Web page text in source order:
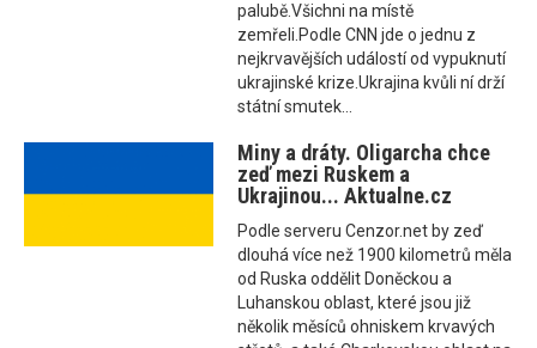
palubě.Všichni na místě
zemřeli.Podle CNN jde o jednu z
nejkrvavějších událostí od vypuknutí
ukrajinské krize.Ukrajina kvůli ní drží
státní smutek...
Miny a dráty. Oligarcha chce
zeď mezi Ruskem a
Ukrajinou... Aktualne.cz
Podle serveru Cenzor.net by zeď
dlouhá více než 1900 kilometrů měla
od Ruska oddělit Doněckou a
Luhanskou oblast, které jsou již
několik měsíců ohniskem krvavých